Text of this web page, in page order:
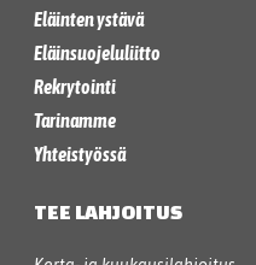
Eläinten ystävä
Eläinsuojeluliitto
Rekrytointi
Tarinamme
Yhteistyössä
TEE LAHJOITUS